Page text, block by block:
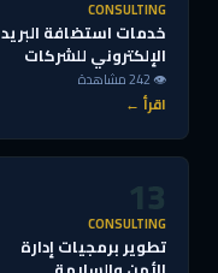
CONSULTING
خدمات استضافة البريد
الإلكتروني للشركات
👁 242 مشاهدة
اقرأ ←
13
CONSULTING
تطوير برمجيات إدارة